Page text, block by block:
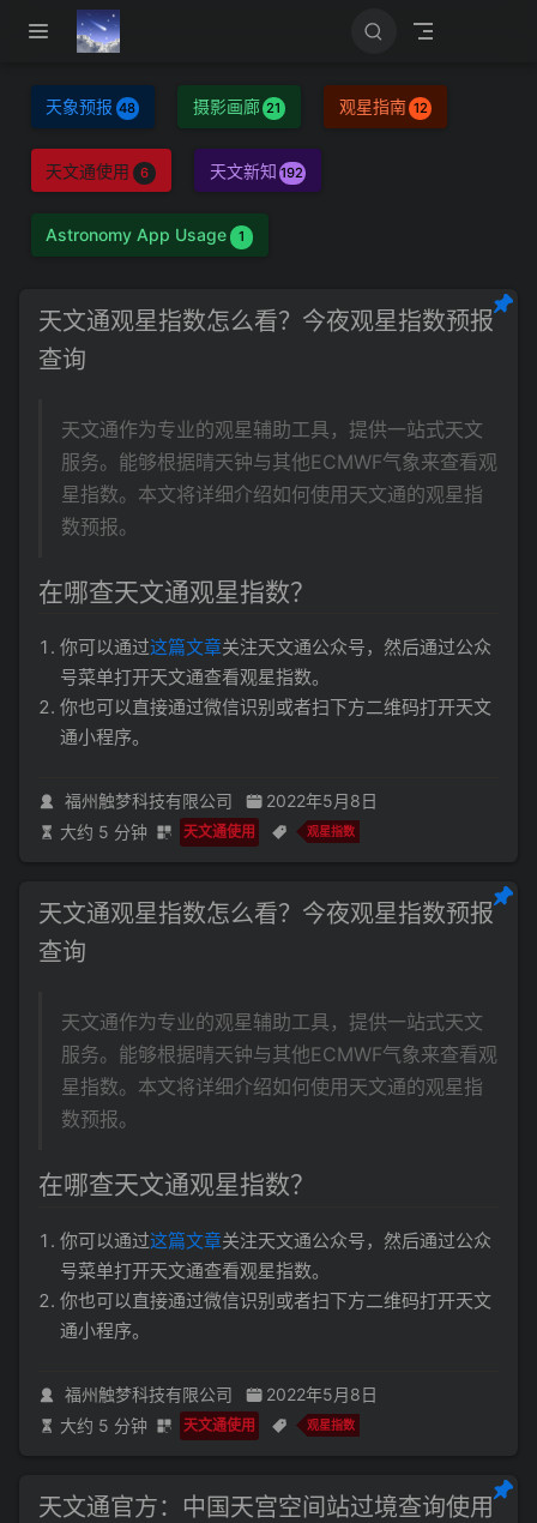
跳至主要內容
天象预报 48 摄影画廊 21 观星指南 12
天文通使用 6 天文新知 192
Astronomy App Usage 1
天文通观星指数怎么看？今夜观星指数预报
查询
天文通作为专业的观星辅助工具，提供一站式天文
服务。能够根据晴天钟与其他ECMWF气象来查看观
星指数。本文将详细介绍如何使用天文通的观星指
数预报。
在哪查天文通观星指数？
你可以通过这篇文章关注天文通公众号，然后通过公众
号菜单打开天文通查看观星指数。
你也可以直接通过微信识别或者扫下方二维码打开天文
通小程序。
福州触梦科技有限公司
2022年5月8日
大约 5 分钟
天文通使用 观星指数
天文通观星指数怎么看？今夜观星指数预报
查询
天文通作为专业的观星辅助工具，提供一站式天文
服务。能够根据晴天钟与其他ECMWF气象来查看观
星指数。本文将详细介绍如何使用天文通的观星指
数预报。
在哪查天文通观星指数？
你可以通过这篇文章关注天文通公众号，然后通过公众
号菜单打开天文通查看观星指数。
你也可以直接通过微信识别或者扫下方二维码打开天文
通小程序。
福州触梦科技有限公司
2022年5月8日
大约 5 分钟
天文通使用 观星指数
天文通官方：中国天宫空间站过境查询使用